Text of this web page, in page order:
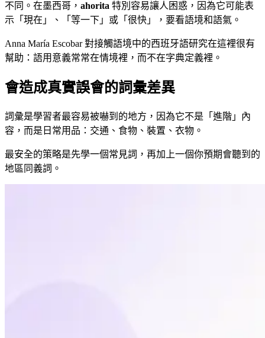
不同。在墨西哥， ahorita 特別容易讓人困惑，因為它可能表
示「現在」、「等一下」或「很快」，要看語境和語氣。
Anna María Escobar 對接觸語境中的西班牙語研究在這裡很有
幫助：語用意義常常在情境裡，而不在字典定義裡。
會造成真實誤會的詞彙差異
詞彙是學習者最容易被嚇到的地方，因為它不是「進階」內
容，而是日常用品：交通、食物、裝置、衣物。
最安全的策略是先學一個常見詞，再加上一個你預期會聽到的
地區同義詞。